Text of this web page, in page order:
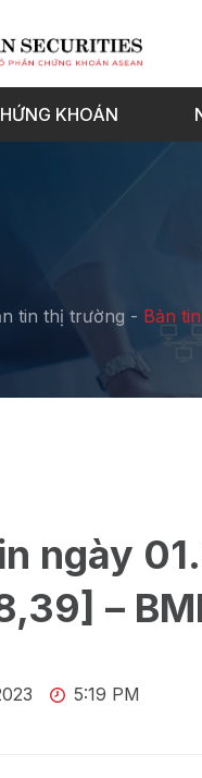
KHOÁN
tin thị trường - Bản
ngày
–
5:19 PM